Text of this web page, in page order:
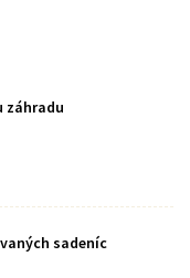
záhradu
sadeníc